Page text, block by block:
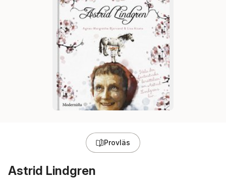
Provläs
Astrid Lindgren